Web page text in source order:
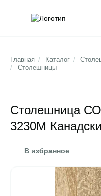
Главная / Каталог /
/
Столешницы
Столешница
3230М
В избранное